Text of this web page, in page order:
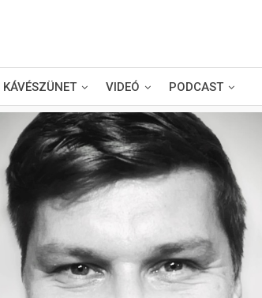
KÁVÉSZÜNET VIDEÓ PODCAST